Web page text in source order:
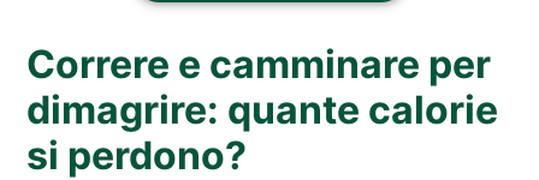
Correre e camminare per
dimagrire: quante calorie
si perdono?